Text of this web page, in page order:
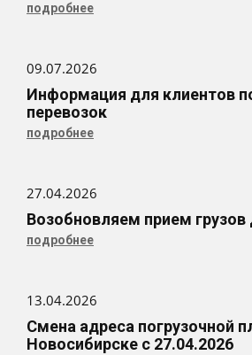
подробнее
09.07.2026
Информация для клиентов
перевозок
подробнее
27.04.2026
Возобновляем прием грузов
подробнее
13.04.2026
Смена адреса погрузочной
Новосибирске с 27.04.2026